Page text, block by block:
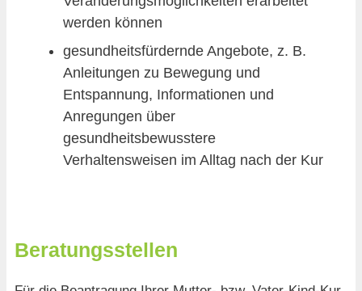
werden können
gesundheitsfürdernde Angebote, z. B.
Anleitungen zu Bewegung und
Entspannung, Informationen und
Anregungen über
gesundheitsbewusstere
Verhaltensweisen im Alltag nach der Kur
Beratungsstellen